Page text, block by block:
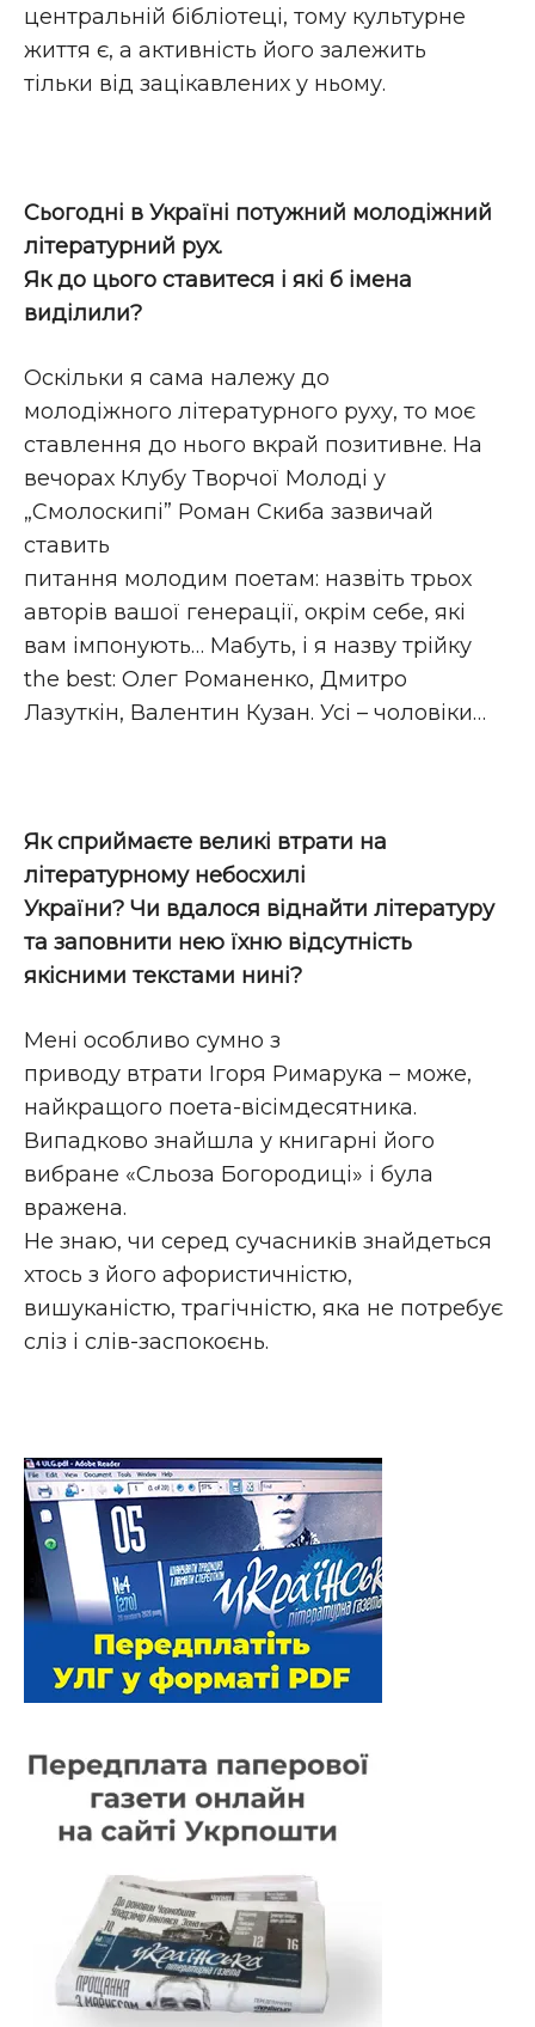
центральній бібліотеці, тому культурне
життя є, а активність його залежить
тільки від зацікавлених у ньому.
Сьогодні в Україні потужний молодіжний
літературний рух.
Як до цього ставитеся і які б імена
виділили?
Оскільки я сама належу до
молодіжного літературного руху, то моє
ставлення до нього вкрай позитивне. На
вечорах Клубу Творчої Молоді у
„Смолоскипі” Роман Скиба зазвичай
ставить
питання молодим поетам: назвіть трьох
авторів вашої генерації, окрім себе, які
вам імпонують… Мабуть, і я назву трійку
the best: Олег Романенко, Дмитро
Лазуткін, Валентин Кузан. Усі – чоловіки…
Як сприймаєте великі втрати на
літературному небосхилі
України? Чи вдалося віднайти літературу
та заповнити нею їхню відсутність
якісними текстами нині?
Мені особливо сумно з
приводу втрати Ігоря Римарука – може,
найкращого поета-вісімдесятника.
Випадково знайшла у книгарні його
вибране «Сльоза Богородиці» і була
вражена.
Не знаю, чи серед сучасників знайдеться
хтось з його афористичністю,
вишуканістю, трагічністю, яка не потребує
сліз і слів-заспокоєнь.